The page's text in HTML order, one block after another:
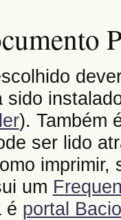
sido
). Também
ser lido
um
é portal